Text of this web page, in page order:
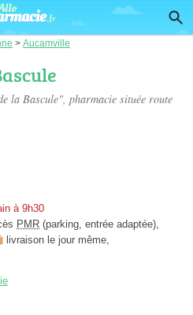
> Aucamville
la Bascule", pharmacie située route
à 9h30
PMR (parking, entrée adaptée),
livraison le jour même,